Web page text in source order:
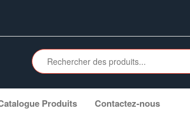
Produits Contactez-nous